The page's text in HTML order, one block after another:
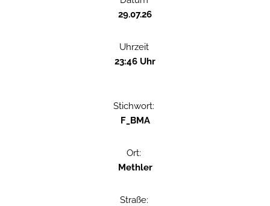
29.07.26
Uhrzeit
23:46 Uhr
Stichwort:
F_BMA
Ort:
Methler
Straße: